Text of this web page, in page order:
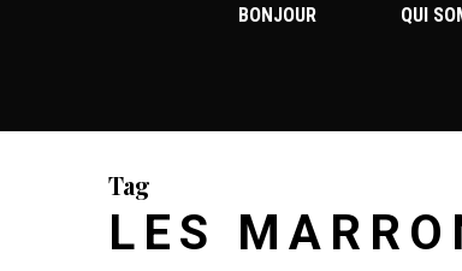
BONJOUR
QUI
Tag
LES